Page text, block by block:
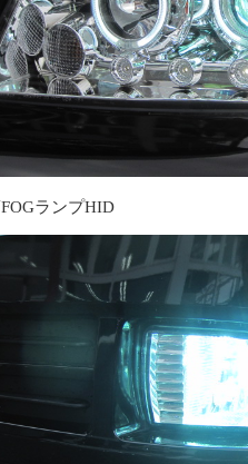
FOGランプHID